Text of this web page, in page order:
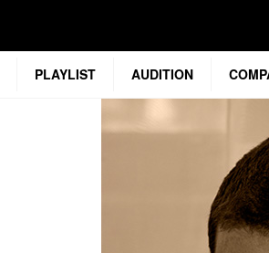
PLAYLIST AUDITION